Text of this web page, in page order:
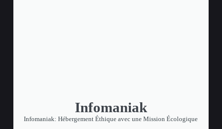
Infomaniak
Infomaniak: Hébergement Éthique avec une Mission Écologique